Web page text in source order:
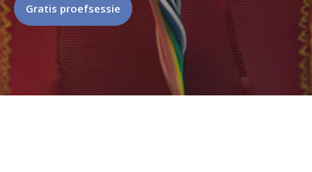
Gratis proefsessie